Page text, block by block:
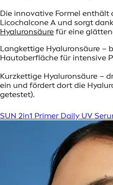
Die innovative Formel enthält
Licochalcone A und sorgt
Hyaluronsäure für eine
Langkettige Hyaluronsäure –
Hautoberfläche für intensive
Kurzkettige Hyaluronsäure –
ein und fördert dort die
getestet).
SUN 2in1 Primer Daily UV